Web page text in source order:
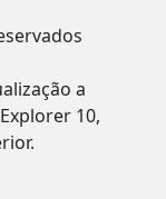
a
10,